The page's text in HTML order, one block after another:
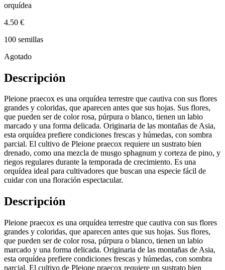
orquídea
4.50 €
100 semillas
Agotado
Descripción
Pleione praecox es una orquídea terrestre que cautiva con sus flores
grandes y coloridas, que aparecen antes que sus hojas. Sus flores,
que pueden ser de color rosa, púrpura o blanco, tienen un labio
marcado y una forma delicada. Originaria de las montañas de Asia,
esta orquídea prefiere condiciones frescas y húmedas, con sombra
parcial. El cultivo de Pleione praecox requiere un sustrato bien
drenado, como una mezcla de musgo sphagnum y corteza de pino, y
riegos regulares durante la temporada de crecimiento. Es una
orquídea ideal para cultivadores que buscan una especie fácil de
cuidar con una floración espectacular.
Descripción
Pleione praecox es una orquídea terrestre que cautiva con sus flores
grandes y coloridas, que aparecen antes que sus hojas. Sus flores,
que pueden ser de color rosa, púrpura o blanco, tienen un labio
marcado y una forma delicada. Originaria de las montañas de Asia,
esta orquídea prefiere condiciones frescas y húmedas, con sombra
parcial. El cultivo de Pleione praecox requiere un sustrato bien